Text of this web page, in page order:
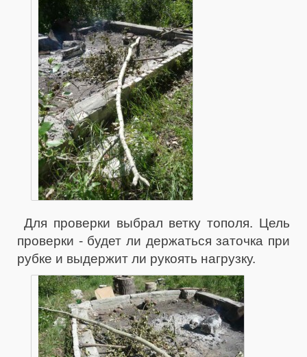
Для проверки выбрал ветку тополя. Цель
проверки - будет ли держаться заточка при
рубке и выдержит ли рукоять нагрузку.